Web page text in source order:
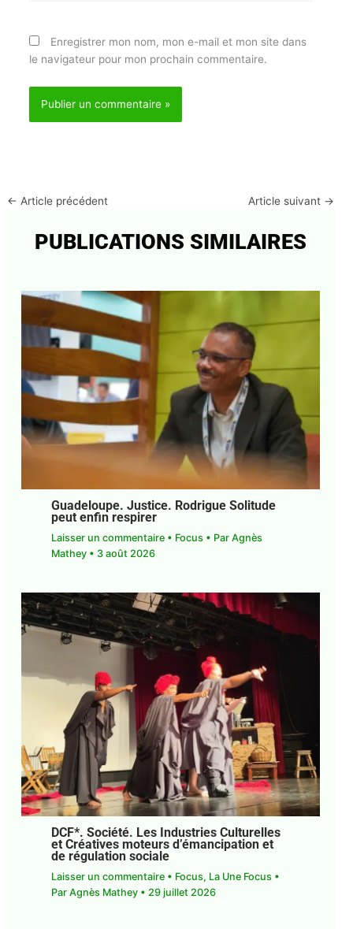
Enregistrer mon nom, mon e-mail et mon site dans
le navigateur pour mon prochain commentaire.
← Article précédent Article suivant →
PUBLICATIONS SIMILAIRES
Guadeloupe. Justice. Rodrigue Solitude
peut enfin respirer
Laisser un commentaire • Focus • ParAgnès
Mathey • 3 août 2026
DCF*. Société. Les Industries Culturelles
et Créatives moteurs d’émancipation et
de régulation sociale
Laisser un commentaire • Focus, La Une Focus •
ParAgnès Mathey • 29 juillet 2026